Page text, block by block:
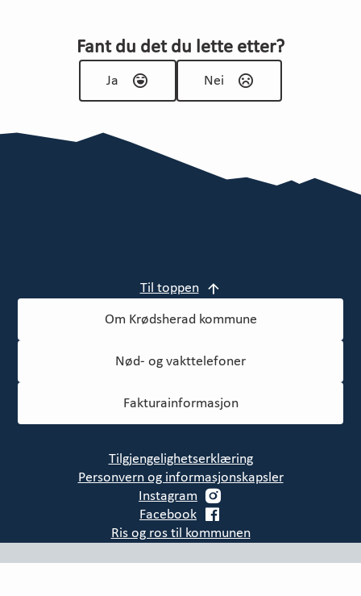
Fant du det du lette etter?
Ja Nei
Til toppen
Om Krødsherad kommune
Nød- og vakttelefoner
Fakturainformasjon
Tilgjengelighetserklæring
Personvern og informasjonskapsler
Instagram
Facebook
Ris og ros til kommunen